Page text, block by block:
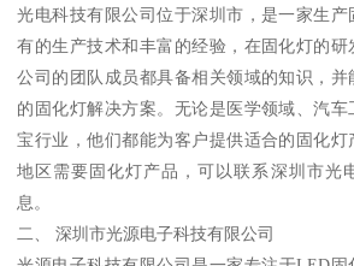
光电科技有限公司位于深圳市，是一家生
有的生产技术和丰富的经验，在固化灯的研
公司的团队成员都具备相关领域的知识，
的固化灯解决方案。无论是医学领域、汽
宝行业，他们都能为客户提供适合的固化灯
地区需要固化灯产品，可以联系深圳市光
息。
二、 深圳市光源电子科技有限公司